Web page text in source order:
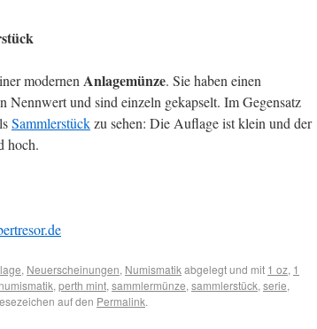
modernen Anlagemünze. Sie haben einen
Nennwert und sind einzeln gekapselt. Im Gegensatz
Sammlerstückzu sehen: Die Auflage ist klein und der
hoch.
, Neuerscheinungen, Numismatikabgelegt und mit 1 oz, 1
, perth mint, sammlermünze, sammlerstück, serie,
auf den Permalink.